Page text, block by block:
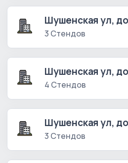
Шушенская ул,
3 Стендов
Шушенская ул,
4 Стендов
Шушенская ул,
3 Стендов